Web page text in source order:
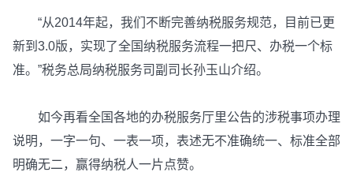
“从2014年起，我们不断完善纳税服务规范，目前已更
新到3.0版，实现了全国纳税服务流程一把尺、办税一个标
准。”税务总局纳税服务司副司长孙玉山介绍。
如今再看全国各地的办税服务厅里公告的涉税事项办理
说明，一字一句、一表一项，表述无不准确统一、标准全部
明确无二，赢得纳税人一片点赞。